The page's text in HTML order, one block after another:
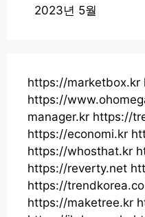
2023년 5월
https://marketbox.kr
https://
manager.kr https://
https://economi.kr
https://whosthat.kr
https://reverty.net
https://
https://maketree.kr